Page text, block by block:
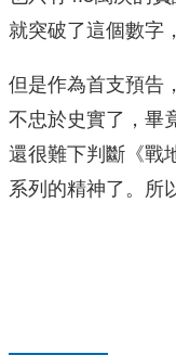
就突破了這個數字
但是作為首支預告
不忠於史實了，畢
還很難下判斷《戰
系列的精神了。所